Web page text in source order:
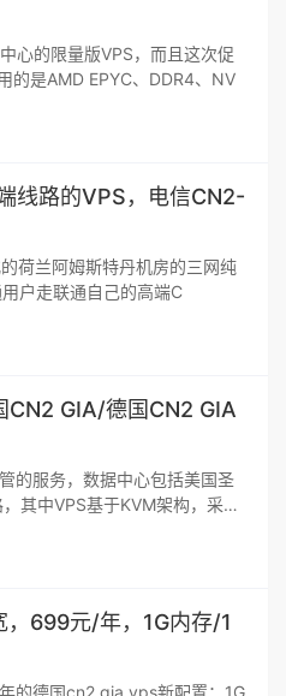
心的限量版VPS，而且这次促
的是AMD EPYC、DDR4、NV
线路的VPS，电信CN2-
荷兰阿姆斯特丹机房的三网纯
户走联通自己的高端C
GIA/德国CN2 GIA
的服务，数据中心包括美国圣
其中VPS基于KVM架构，采用
699元/年，1G内存/1
的德国cn2 gia vps新配置：1G